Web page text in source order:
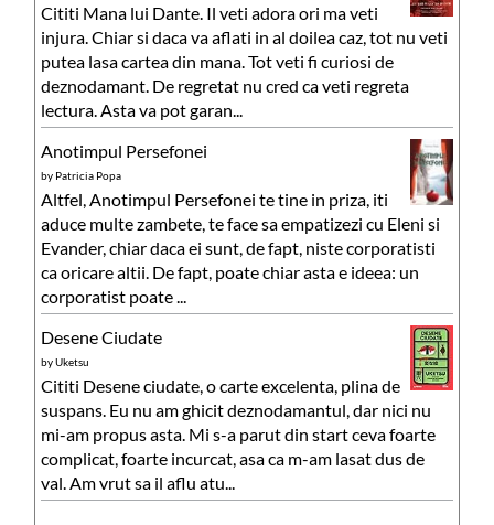
Cititi Mana lui Dante. Il veti adora ori ma veti
injura. Chiar si daca va aflati in al doilea caz, tot nu veti
putea lasa cartea din mana. Tot veti fi curiosi de
deznodamant. De regretat nu cred ca veti regreta
lectura. Asta va pot garan...
Anotimpul Persefonei
by Patricia Popa
Altfel, Anotimpul Persefonei te tine in priza, iti
aduce multe zambete, te face sa empatizezi cu Eleni si
Evander, chiar daca ei sunt, de fapt, niste corporatisti
ca oricare altii. De fapt, poate chiar asta e ideea: un
corporatist poate ...
Desene Ciudate
byUketsu
Cititi Desene ciudate, o carte excelenta, plina de
suspans. Eu nu am ghicit deznodamantul, dar nici nu
mi-am propus asta. Mi s-a parut din start ceva foarte
complicat, foarte incurcat, asa ca m-am lasat dus de
val. Am vrut sa il aflu atu...